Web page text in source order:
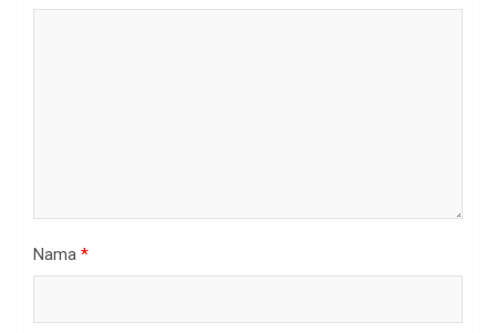
Nama *